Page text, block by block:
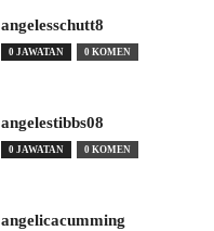
angelesschutt8
0 JAWATAN 0 KOMEN
angelestibbs08
0 JAWATAN 0 KOMEN
angelicacumming